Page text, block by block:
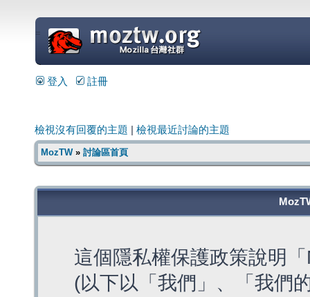
=
登入 註冊
檢視沒有回覆的主題 檢視最近討論的主題
MozTW» 討論區首頁
這個隱私權保護政策說明
(以下以「我們」、「我們